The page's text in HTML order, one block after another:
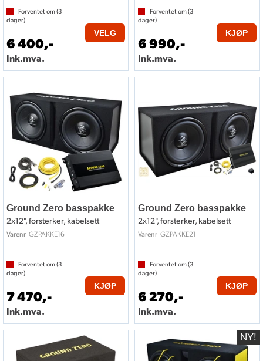
Forventet om (3
dager)
6 400,-
Ink.mva.
VELG
Forventet om (3
dager)
6 990,-
Ink.mva.
KJØP
Ground Zero basspakke
2x12", forsterker, kabelsett
Varenr GZPAKKE16
Forventet om (3
dager)
7 470,-
Ink.mva.
KJØP
Ground Zero basspakke
2x12", forsterker, kabelsett
Varenr GZPAKKE21
Forventet om (3
dager)
6 270,-
Ink.mva.
KJØP